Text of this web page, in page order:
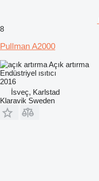
8
Pullman A2000
Açık artırma
Endüstriyel ısıtıcı
2016
İsveç, Karlstad
Klaravik Sweden